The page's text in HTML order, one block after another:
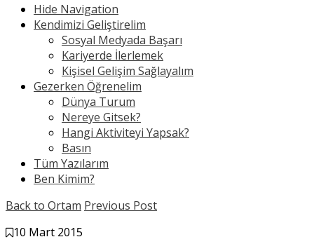
Hide Navigation
Kendimizi Geliştirelim
Sosyal Medyada Başarı
Kariyerde İlerlemek
Kişisel Gelişim Sağlayalım
Gezerken Öğrenelim
Dünya Turum
Nereye Gitsek?
Hangi Aktiviteyi Yapsak?
Basın
Tüm Yazılarım
Ben Kimim?
Back to Ortam Previous Post
10 Mart 2015